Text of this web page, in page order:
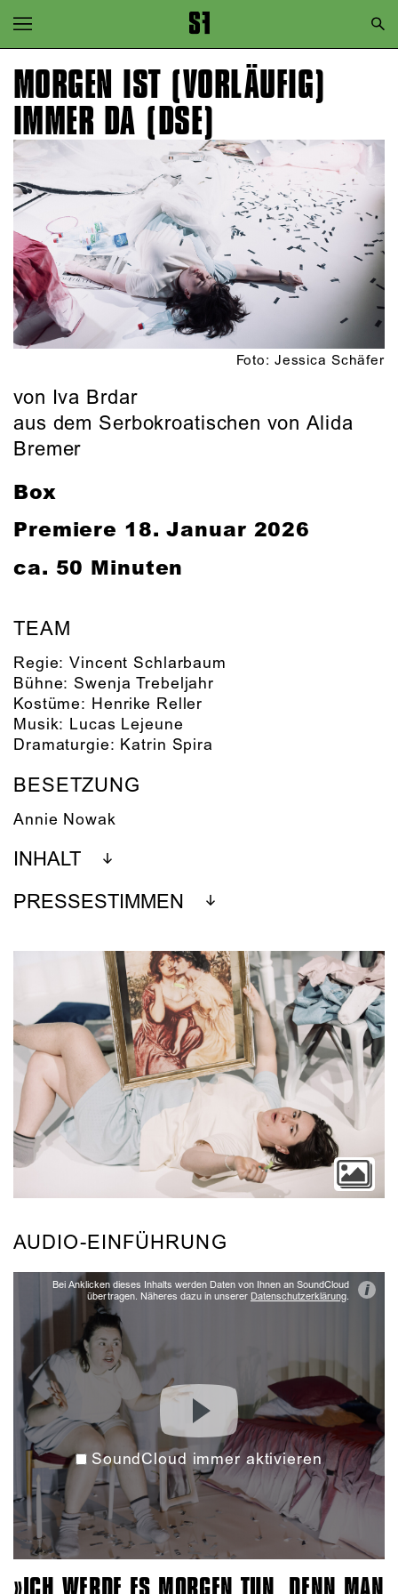
Zur Hauptnavigation springen
Zum Hauptinhalt springen
Zum Footer springen
MORGEN IST (VORLÄUFIG)
IMMER DA (DSE)
Foto: Jessica Schäfer
von Iva Brdar
aus dem Serbokroatischen von Alida
Bremer
Box
Premiere 18. Januar 2026
ca. 50 Minuten
TEAM
Regie:Vincent Schlarbaum
Bühne: Swenja Trebeljahr
Kostüme: Henrike Reller
Musik: Lucas Lejeune
Dramaturgie: Katrin Spira
BESETZUNG
Annie Nowak
INHALT
PRESSESTIMMEN
AUDIO-EINFÜHRUNG
Bei Anklicken dieses Inhalts werden Daten von Ihnen an SoundCloud
übertragen. Näheres dazu in unserer Datenschutzerklärung. i
SoundCloud immer aktivieren